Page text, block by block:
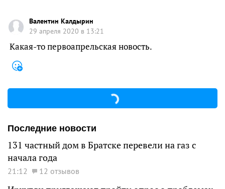
Валентин Калдырин
29 апреля 2020 в 13:21
Какая-то первоапрельская новость.
Последние новости
131 частный дом в Братске перевели на газ с
начала года
21:12 12 отзывов